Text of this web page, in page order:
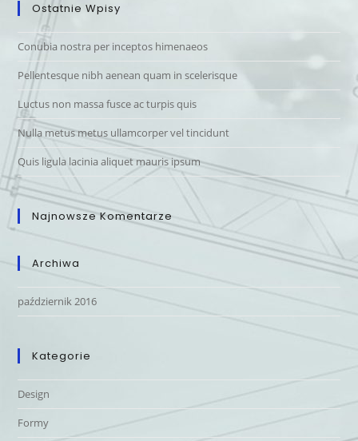
Ostatnie Wpisy
Conubia nostra per inceptos himenaeos
Pellentesque nibh aenean quam in scelerisque
Luctus non massa fusce ac turpis quis
Nulla metus metus ullamcorper vel tincidunt
Quis ligula lacinia aliquet mauris ipsum
Najnowsze Komentarze
Archiwa
październik 2016
Kategorie
Design
Formy